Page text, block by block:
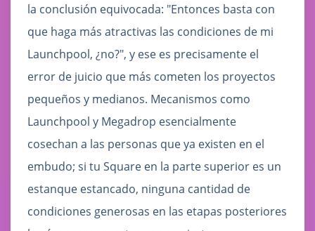
la conclusión equivocada: "Entonces basta con
que haga más atractivas las condiciones de mi
Launchpool, ¿no?", y ese es precisamente el
error de juicio que más cometen los proyectos
pequeños y medianos. Mecanismos como
Launchpool y Megadrop esencialmente
cosechan a las personas que ya existen en el
embudo; si tu Square en la parte superior es un
estanque estancado, ninguna cantidad de
condiciones generosas en las etapas posteriores